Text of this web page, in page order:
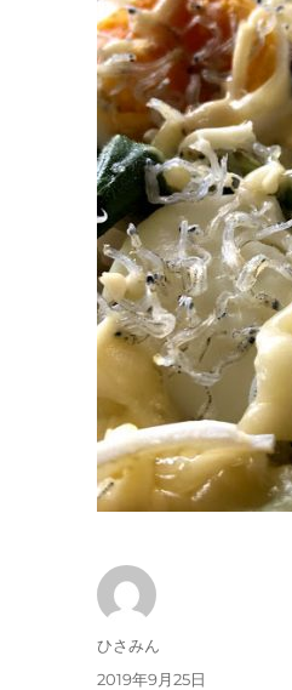
投
ひさみん
投
2019年9月25日